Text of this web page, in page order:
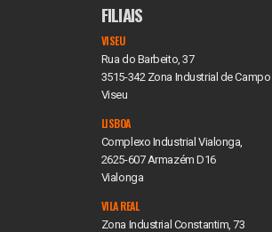
FILIAIS
VISEU
Rua do Barbeito, 37
3515-342 Zona Industrial de Campo
Viseu
LISBOA
Complexo Industrial Vialonga,
2625-607 Armazém D16
Vialonga
VILA REAL
Zona Industrial Constantim, 73